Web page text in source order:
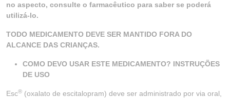
no aspecto, consulte o farmacêutico para saber se poderá
utilizá-lo.
TODO MEDICAMENTO DEVE SER MANTIDO FORA DO
ALCANCE DAS CRIANÇAS.
COMO DEVO USAR ESTE MEDICAMENTO? INSTRUÇÕES
DE USO
Esc® (oxalato de escitalopram) deve ser administrado por via oral,